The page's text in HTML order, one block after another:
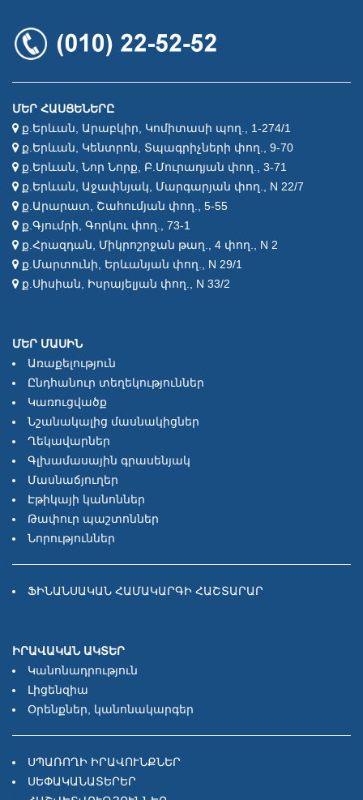
ՄԵՐ ՀԱՍՑԵՆԵՐԸ
ք.Երևան, Արաբկիր, Կոմիտասի պող., 1-274/1
ք.Երևան, Կենտրոն, Տպագրիչների փող., 9-70
ք.Երևան, Նոր Նորք, Բ.Մուրադյան փող., 3-71
ք.Երևան, Աջափնյակ, Մարգարյան փող., N 22/7
ք.Արարատ, Շահումյան փող., 5-55
ք.Գյումրի, Գորկու փող., 73-1
ք.Հրազդան, Միկրոշրջան թաղ., 4 փող., N 2
ք.Մարտունի, Երևանյան փող., N 29/1
ք.Սիսիան, Իսրայելյան փող., N 33/2
ՄԵՐ ՄԱՍԻՆ
Առաքելություն
Ընդհանուր տեղեկություններ
Կառուցվածք
Նշանակալից մասնակիցներ
Ղեկավարներ
Գլխամասային գրասենյակ
Մասնաճյուղեր
Էթիկայի կանոններ
Թափուր պաշտոններ
Նորություններ
ՖԻՆԱՆՍԱԿԱՆ ՀԱՄԱԿԱՐԳԻ ՀԱՇՏԱՐԱՐ
ԻՐԱՎԱԿԱՆ ԱԿՏԵՐ
Կանոնադրություն
Լիցենզիա
Օրենքներ, կանոնակարգեր
ՍՊԱՌՈՂԻ ԻՐԱՎՈՒՆՔՆԵՐ
ՍԵՓԱԿԱՆԱՏԵՐԵՐ